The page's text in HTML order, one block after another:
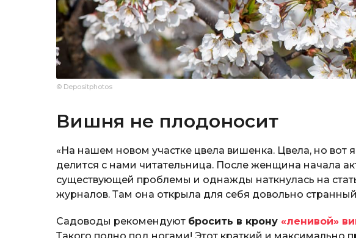
© Depositphotos
Вишня не плодоносит
«На нашем новом участке цвела вишенка. Цвела, но вот
делится с нами читательница. После женщина начала
существующей проблемы и однажды наткнулась на
журналов. Там она открыла для себя довольно
Садоводы рекомендуют бросить в крону «ленивой»